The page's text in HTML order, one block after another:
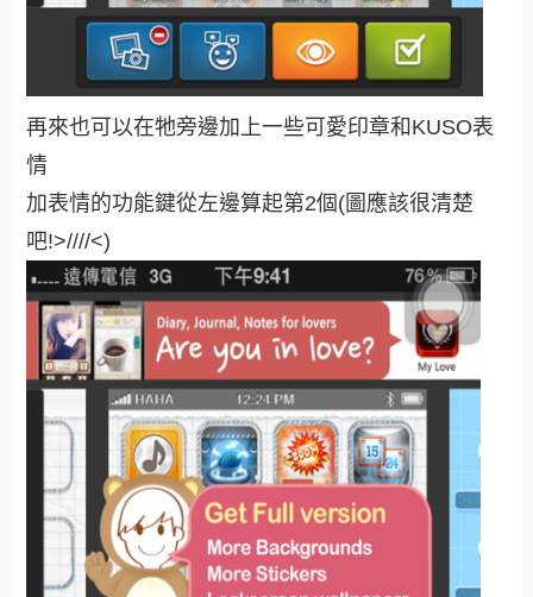
再來也可以在牠旁邊加上一些可愛印章和KUSO表
情
加表情的功能鍵從左邊算起第2個(圖應該很清楚
吧!>////<)